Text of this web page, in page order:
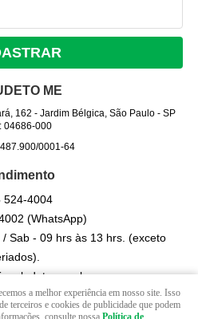
ME
162 - Jardim Bélgica, São Paulo- SP
04686-000
0001-64
524-4004
(WhatsApp)
Sab - 09 hrs às 13 hrs. (exceto
a melhor experiência em nosso site. Isso
terceiros e cookies de publicidade que podem
consulte nossa Política de